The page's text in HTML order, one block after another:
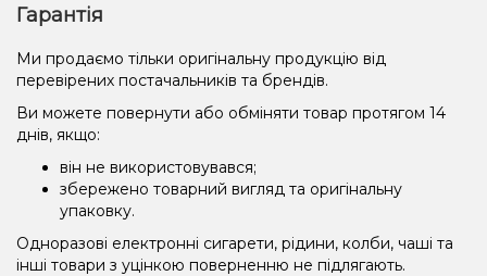
Гарантія
Ми продаємо тільки оригінальну продукцію від
перевірених постачальників та брендів.
Ви можете повернути або обміняти товар протягом 14
днів, якщо:
він не використовувався;
збережено товарний вигляд та оригінальну
упаковку.
Одноразові електронні сигарети, рідини, колби, чаші та
інші товари з уцінкою поверненню не підлягають.